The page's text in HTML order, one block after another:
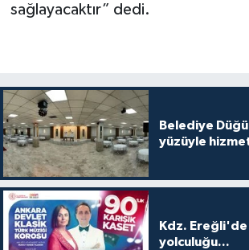
sağlayacaktır” dedi.
Belediye
yüzüyle
Kdz.
yolculuğu...